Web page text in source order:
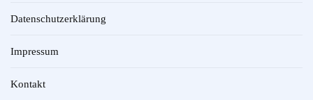
Datenschutzerklärung
Impressum
Kontakt